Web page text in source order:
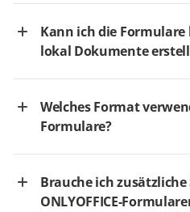
Kann ich die
lokal Dokumente
Welches Format
Formulare?
Brauche ich
ONLYOFFICE-